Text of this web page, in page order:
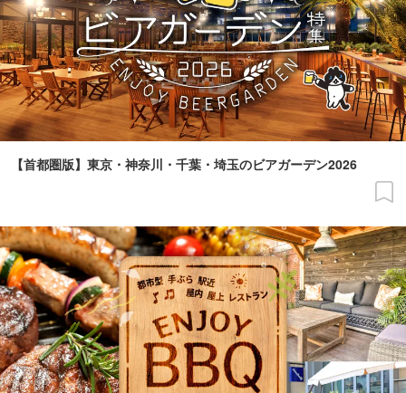
【首都圏版】東京・神奈川・千葉・埼玉のビアガーデン2026